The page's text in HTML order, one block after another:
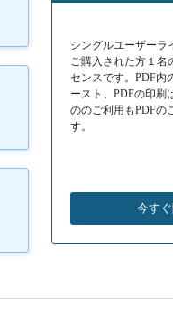
シングルユーザーラ
ご購入された方１名
センスです。PDF内
ースト、PDFの印刷
ののご利用もPDFの
す。
今すぐ